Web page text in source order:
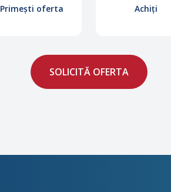
Primești oferta Achiți
SOLICITĂ OFERTA